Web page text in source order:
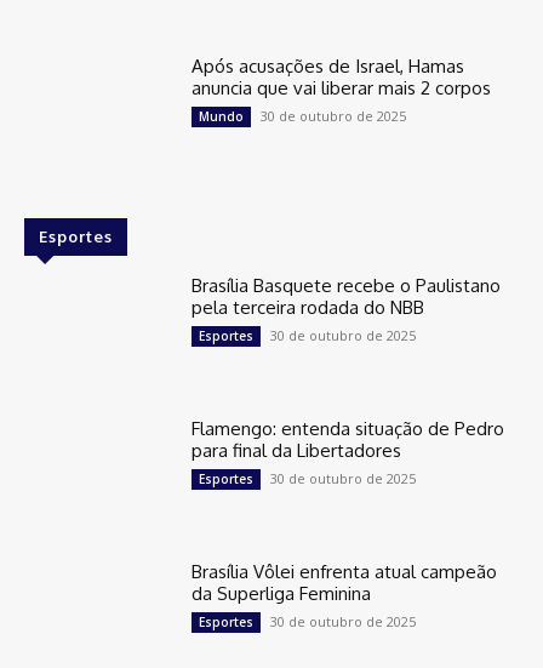
Após acusações de Israel, Hamas
anuncia que vai liberar mais 2 corpos
Mundo 30 de outubro de 2025
Esportes
Brasília Basquete recebe o Paulistano
pela terceira rodada do NBB
Esportes 30 de outubro de 2025
Flamengo: entenda situação de Pedro
para final da Libertadores
Esportes 30 de outubro de 2025
Brasília Vôlei enfrenta atual campeão
da Superliga Feminina
Esportes 30 de outubro de 2025